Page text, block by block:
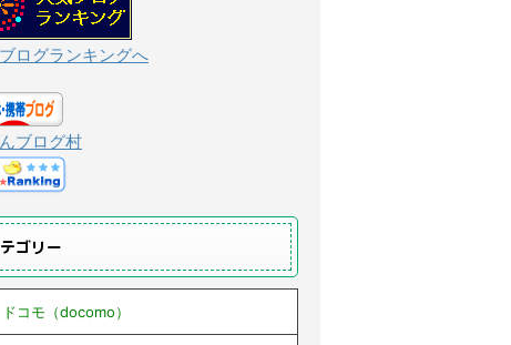
ログランキングへ
ブログ村
ゴリー
ドコモ（docomo）